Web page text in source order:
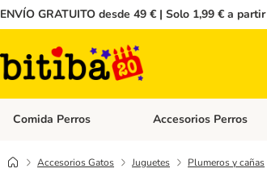
ENVÍO GRATUITO desde 49 € | Solo 1,99 € a
Comida Perros Menú de categoria
Accesorios Perros
Accesorios Gatos Juguetes Plumeros y cañas